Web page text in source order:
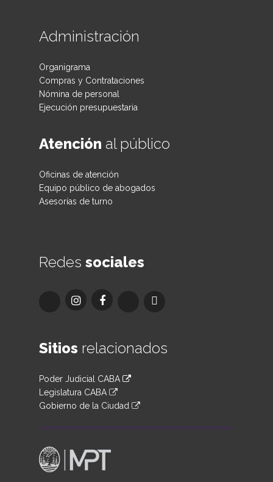
Administración
Organigrama
Compras y Contrataciones
Nómina de personal
Ejecución presupuestaria
Atención al público
Oficinas de atención
Equipo público de abogados
Asesorías de turno
Redes sociales
Sitios relacionados
Poder Judicial CABA
Legislatura CABA
Gobierno de la Ciudad